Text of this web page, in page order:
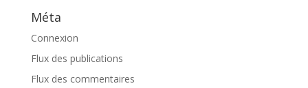
Méta
Connexion
Flux des publications
Flux des commentaires